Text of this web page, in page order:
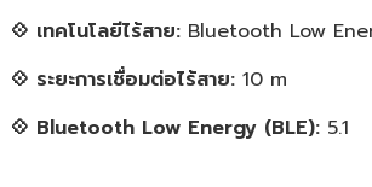
💠 เทคโนโลยีไร้สาย: Bluetooth Low
💠 ระยะการเชื่อมต่อไร้สาย: 10 m
💠 Bluetooth Low Energy (BLE): 5.1